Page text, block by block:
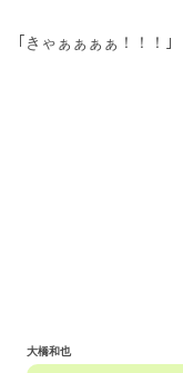
｢きゃぁぁぁぁ！！！｣
大橋和也